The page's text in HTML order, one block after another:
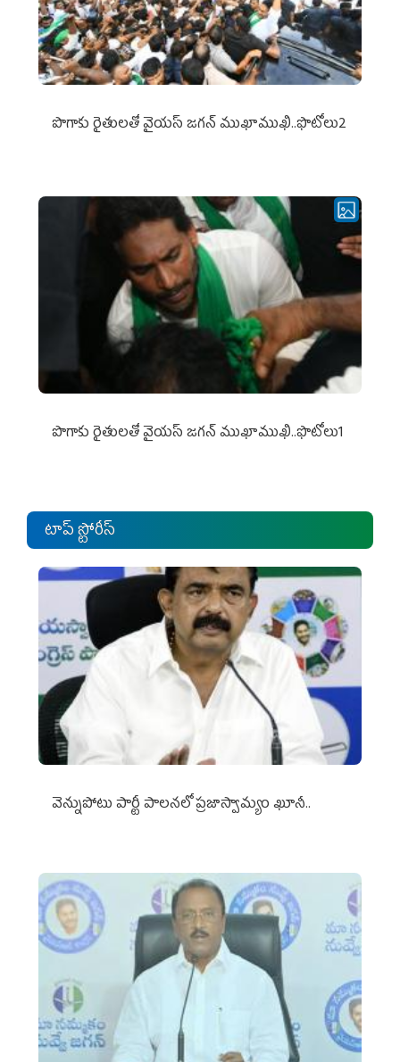
పొగాకు రైతుల‌తో వైయ‌స్ జ‌గ‌న్ ముఖాముఖి..ఫొటోలు2
పొగాకు రైతుల‌తో వైయ‌స్ జ‌గ‌న్ ముఖాముఖి..ఫొటోలు1
టాప్ స్టోరీస్
వెన్నుపోటు పార్టీ పాలనలో ప్రజాస్వామ్యం ఖూనీ..